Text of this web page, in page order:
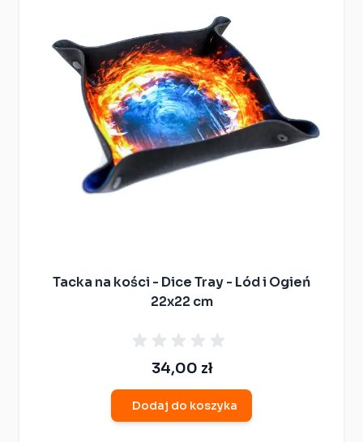
Tacka na kości - Dice Tray - Lód i Ogień
22x22 cm
34,00 zł
Dodaj do koszyka